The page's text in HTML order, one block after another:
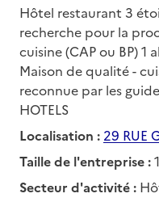
Hôtel restaurant 3
recherche pour la
cuisine (CAP ou BP) 1
Maison de qualité -
reconnue par les
HOTELS
Localisation : 29 RUE
Taille de l'entreprise :
Secteur d'activité :